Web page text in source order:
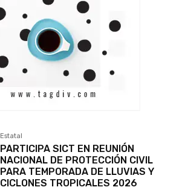
Estatal
PARTICIPA SICT EN REUNIÓN
NACIONAL DE PROTECCIÓN CIVIL
PARA TEMPORADA DE LLUVIAS Y
CICLONES TROPICALES 2026